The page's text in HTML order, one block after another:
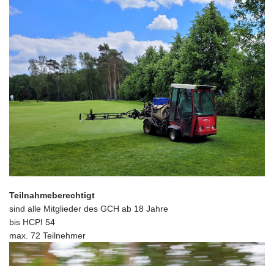
Teilnahmeberechtigt
sind alle Mitglieder des GCH ab 18 Jahre
bis HCPI 54
max. 72 Teilnehmer